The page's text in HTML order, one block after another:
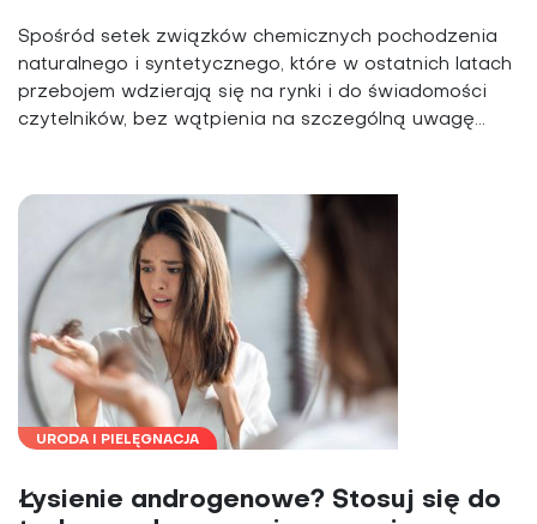
Spośród setek związków chemicznych pochodzenia
naturalnego i syntetycznego, które w ostatnich latach
przebojem wdzierają się na rynki i do świadomości
czytelników, bez wątpienia na szczególną uwagę...
URODA I PIELĘGNACJA
Łysienie androgenowe? Stosuj się do